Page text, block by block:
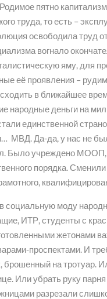
пятно
труда, то есть –
освободила труд
вогнало
яму, для
её проявления –
в ближайшее
народные деньги на
единственной
МВД. Да-да, у нас не
Было учреждено МООП,
порядка.
социальную моду
ИТР, студенты с
жетонами
проспектами. И
брошенный на тротуар.
Или убрать руку
разрезали